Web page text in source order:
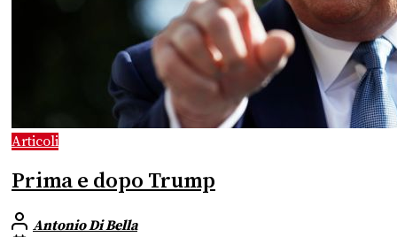
Articoli
Prima e dopo Trump
Antonio Di Bella